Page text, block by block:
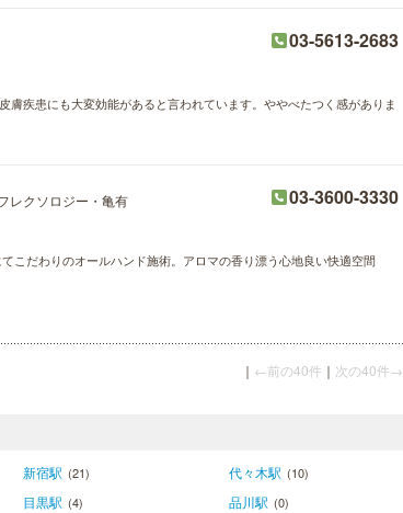
03-5613-2683
疾患にも大変効能があると言われています。ややべたつく感がありま
レクソロジー・亀有 03-3600-3330
こだわりのオールハンド施術。アロマの香り漂う心地良い快適空間
｜ ←前の40件 ｜ 次の40件→
新宿駅 (21) 代々木駅 (10)
目黒駅 (4) 品川駅 (0)